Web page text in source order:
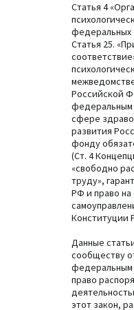
Статья 4
федеральных
Статья 25.
Российской
федеральным
сфере
развития
фонду
(Ст. 4
«свободно
труду»,
РФ и право на
Конституции
Данные
сообществу
федеральным
право
этот закон,